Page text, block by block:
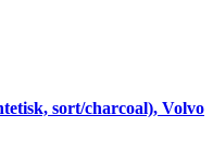
sort/charcoal), Volvo